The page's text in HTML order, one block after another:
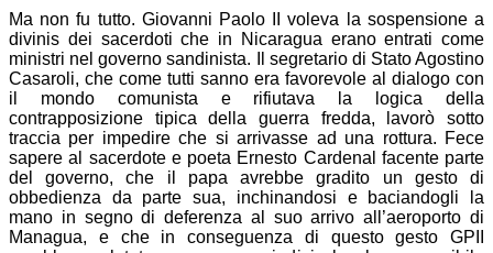
Ma non fu tutto. Giovanni Paolo II voleva la sospensione a
divinis dei sacerdoti che in Nicaragua erano entrati come
ministri nel governo sandinista. Il segretario di Stato Agostino
Casaroli, che come tutti sanno era favorevole al dialogo con
il mondo comunista e rifiutava la logica della
contrapposizione tipica della guerra fredda, lavorò sotto
traccia per impedire che si arrivasse ad una rottura. Fece
sapere al sacerdote e poeta Ernesto Cardenal facente parte
del governo, che il papa avrebbe gradito un gesto di
obbedienza da parte sua, inchinandosi e baciandogli la
mano in segno di deferenza al suo arrivo all’aeroporto di
Managua, e che in conseguenza di questo gesto GPII